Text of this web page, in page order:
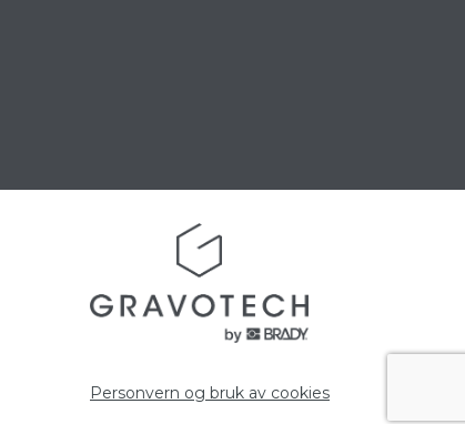
Personvern og bruk av cookies